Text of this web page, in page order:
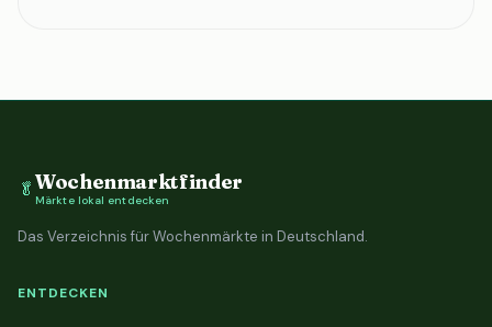
🥬Wochenmarktfinder
Märkte lokal entdecken
Das Verzeichnis für Wochenmärkte in Deutschland.
ENTDECKEN